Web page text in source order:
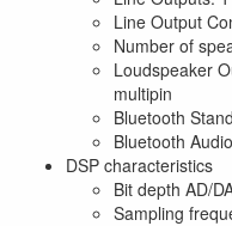
Line Output
Number of
Loudspeaker
multipin
Bluetooth
Bluetooth
DSP characteristics
Bit depth AD/
Sampling